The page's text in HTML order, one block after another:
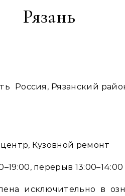
Рязань
Россия, Рязанский
Кузовной ремонт
перерыв 13:00–14:00
исключительно в